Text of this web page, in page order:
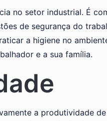
no setor industrial. É
de segurança do
a higiene no
e a sua família.
a produtividade